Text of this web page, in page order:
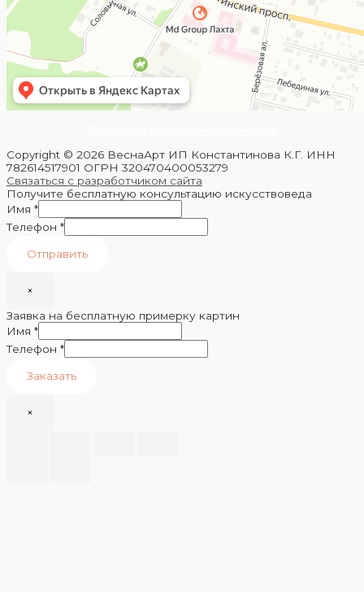
Copyright © 2026 ВеснаАрт ИП Константинова К.Г. ИНН
782614517901 ОГРН 320470400053279
Связаться с разработчиком сайта
Получите бесплатную консультацию искусствоведа
Имя *
Телефон *
Отправить
×
Заявка на бесплатную примерку картин
Имя *
Телефон *
Заказать
×